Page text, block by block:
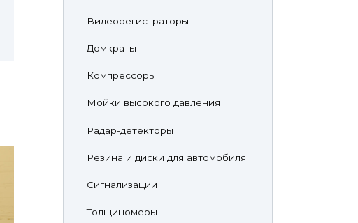
Видеорегистраторы
Домкраты
Компрессоры
Мойки высокого давления
Радар-детекторы
Резина и диски для автомобиля
Сигнализации
Толщиномеры